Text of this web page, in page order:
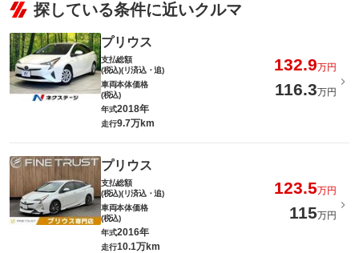
探している条件に近いクルマ
プリウス
支払総額
(税込)(リ済込・追)
132.9万円
車両本体価格
(税込)
116.3万円
年式2018年
走行9.7万km
プリウス
支払総額
(税込)(リ済込・追)
123.5万円
車両本体価格
(税込)
115万円
年式2016年
走行10.1万km